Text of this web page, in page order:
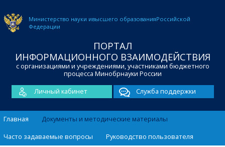
Министерство науки ивысшего образованияРоссийской
Федерации
ПОРТАЛ
ИНФОРМАЦИОННОГО ВЗАИМОДЕЙСТВИЯ
с организациями и учреждениями, участниками бюджетного
процесса Минобрнауки России
Личный кабинет
Служба поддержки
Главная
Документы и методические материалы
Часто задаваемые вопросы
Руководство пользователя